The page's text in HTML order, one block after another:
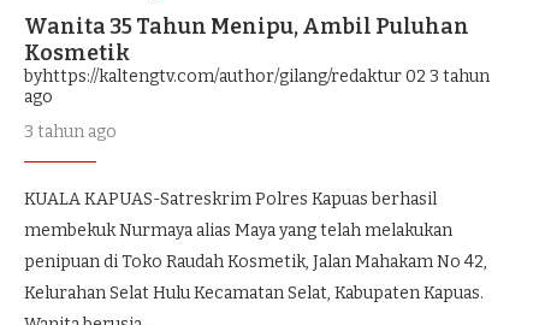
Wanita 35 Tahun Menipu, Ambil Puluhan
Kosmetik
byhttps://kaltengtv.com/author/gilang/redaktur 02 3 tahun
ago
3 tahun ago
KUALA KAPUAS-Satreskrim Polres Kapuas berhasil
membekuk Nurmaya alias Maya yang telah melakukan
penipuan di Toko Raudah Kosmetik, Jalan Mahakam No 42,
Kelurahan Selat Hulu Kecamatan Selat, Kabupaten Kapuas.